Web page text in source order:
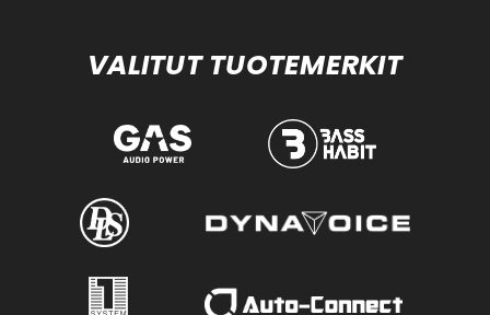
VALITUT TUOTEMERKIT